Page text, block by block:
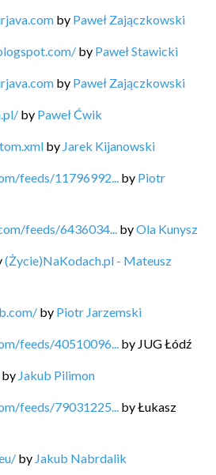
by Paweł Zajączkowski
by Paweł Stawicki
by Paweł Zajączkowski
by Paweł Ćwik
by Jarek Kijanowski
feeds/11796992... by Piotr
feeds/6436034... byOla Kunysz
(Życie)NaKodach.pl - Mateusz
by Piotr Jarzemski
feeds/40510096... by JUG Łódź
by Jakub Pilimon
feeds/79031225... byŁukasz
by Jakub Nabrdalik